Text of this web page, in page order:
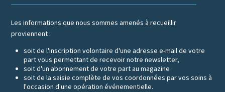
Les informations que nous sommes amenés à recueillir
proviennent :
soit de l'inscription volontaire d'une adresse e-mail de votre
part vous permettant de recevoir notre newsletter,
soit d'un abonnement de votre part au magazine
soit de la saisie complète de vos coordonnées par vos soins à
l'occasion d'une opération événementielle.